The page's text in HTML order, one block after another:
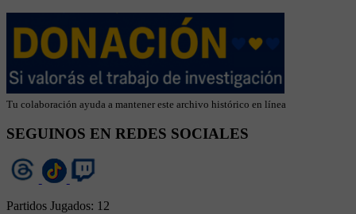
Tu colaboración ayuda a mantener este archivo histórico en línea
SEGUINOS EN REDES SOCIALES
Partidos Jugados: 12